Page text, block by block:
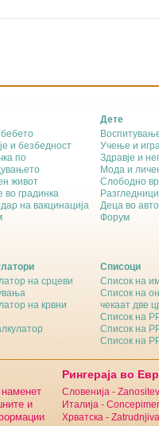
и безбедност
по
живот
во градинка
на вакцинација
Дете
Учење и
Здравје и
Мода и
Слободно
Деца во
Форум
на срцеви
на крвни
Списоци
Список на
Список на
чекаат две
Список на
Список на
Список на
наменет
и
Рингераја во
Словенија -
Италија -
Хрватска -